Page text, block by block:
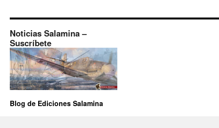
Noticias Salamina –
Suscríbete
Blog de Ediciones Salamina